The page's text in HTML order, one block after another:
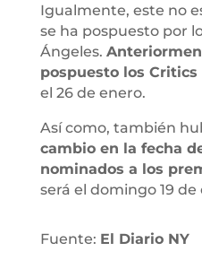
Igualmente, este no
se ha pospuesto por
Ángeles.
pospuesto los Critics
el 26 de enero.
Así como, también
cambio en la fecha
nominados a los
será el domingo 19 de
Fuente: El Diario NY